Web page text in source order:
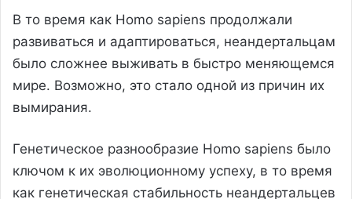
В то время как Homo sapiens продолжали
развиваться и адаптироваться, неандертальцам
было сложнее выживать в быстро меняющемся
мире. Возможно, это стало одной из причин их
вымирания.
Генетическое разнообразие Homo sapiens было
ключом к их эволюционному успеху, в то время
как генетическая стабильность неандертальцев